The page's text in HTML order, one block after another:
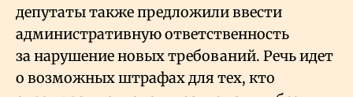
депутаты также предложили ввести
административную ответственность
за нарушение новых требований. Речь идет
о возможных штрафах для тех, кто